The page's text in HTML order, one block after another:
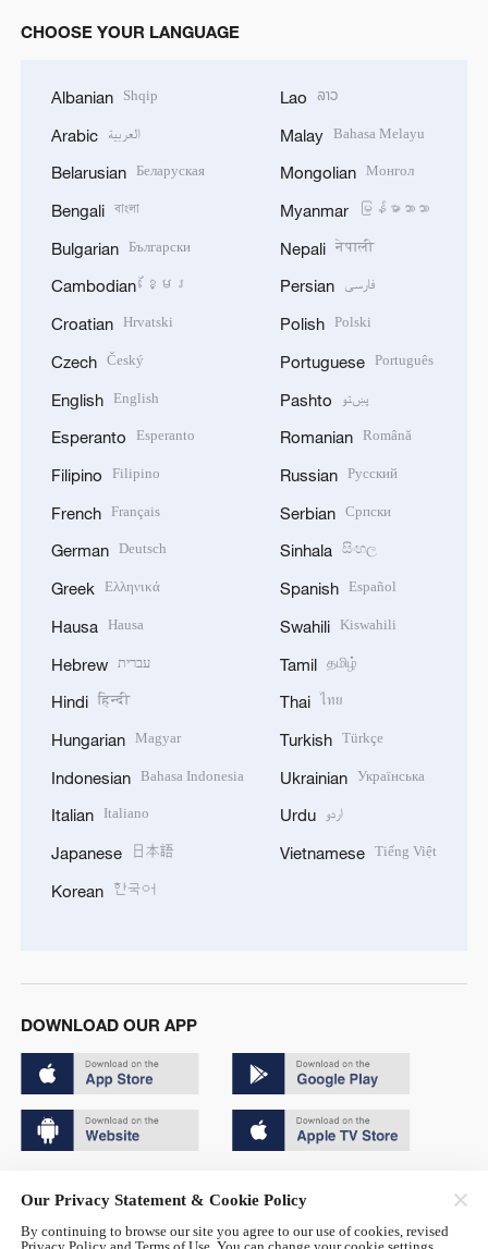
CHOOSE YOUR LANGUAGE
Albanian Shqip
Arabic العربية
Belarusian Беларуская
Bengali বাংলা
Bulgarian Български
Cambodian ខ្មែរ
Croatian Hrvatski
Czech Český
English English
Esperanto Esperanto
Filipino Filipino
French Français
German Deutsch
Greek Ελληνικά
Hausa Hausa
Hebrew עברית
Hindi हिन्दी
Hungarian Magyar
Indonesian Bahasa Indonesia
Italian Italiano
Japanese 日本語
Korean 한국어
Lao ລາວ
Malay Bahasa Melayu
Mongolian Монгол
Myanmar မြန်မာဘာသာ
Nepali नेपाली
Persian فارسی
Polish Polski
Portuguese Português
Pashto پښتو
Romanian Română
Russian Русский
Serbian Српски
Sinhala සිංහල
Spanish Español
Swahili Kiswahili
Tamil தமிழ்
Thai ไทย
Turkish Türkçe
Ukrainian Українська
Urdu اردو
Vietnamese Tiếng Việt
DOWNLOAD OUR APP
Our Privacy Statement & Cookie Policy
By continuing to browse our site you agree to our use of cookies, revised